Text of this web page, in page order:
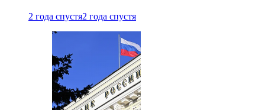
2 года спустя2 года спустя